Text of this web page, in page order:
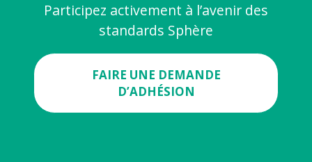
Participez activement à l’avenir des
standards Sphère
FAIRE UNE DEMANDE
D’ADHÉSION